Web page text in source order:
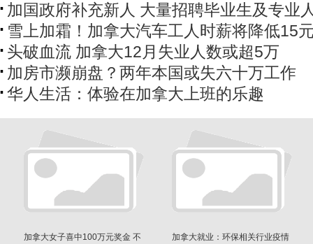
加国政府补充新人 大量招聘毕业生及专业
雪上加霜！加拿大汽车工人时薪将降低15
头破血流 加拿大12月失业人数或超5万
加房市濒崩盘？两年本国或失六十万工作
华人生活：体验在加拿大上班的乐趣
加拿大女子喜中100万元奖金 不
加拿大就业：环保相关行业疫情